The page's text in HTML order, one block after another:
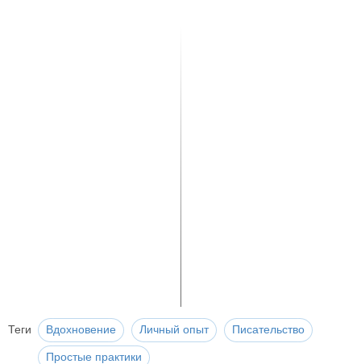
Теги Вдохновение Личный опыт Писательство
Простые практики